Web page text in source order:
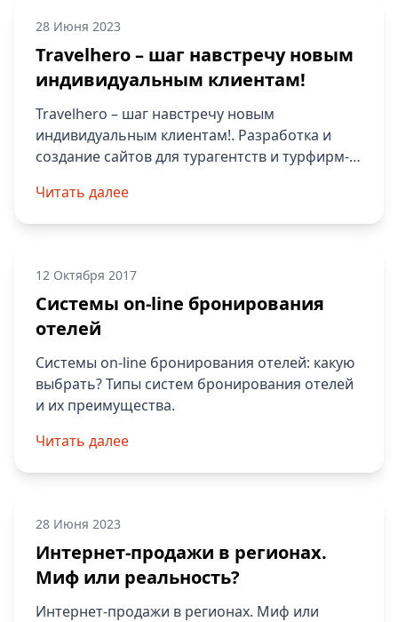
28 Июня 2023
Travelhero – шаг навстречу новым
индивидуальным клиентам!
Travelhero – шаг навстречу новым
индивидуальным клиентам!. Разработка и
создание сайтов для турагентств и турфирм-
Качественные сайты с высокой конверсией.
Читать далее
12 Октября 2017
Системы on-line бронирования
отелей
Системы on-line бронирования отелей: какую
выбрать? Типы систем бронирования отелей
и их преимущества.
Читать далее
28 Июня 2023
Интернет-продажи в регионах.
Миф или реальность?
Интернет-продажи в регионах. Миф или